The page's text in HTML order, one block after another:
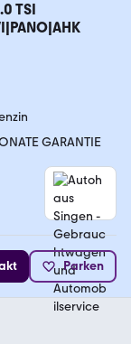
GARANTIE
Parken